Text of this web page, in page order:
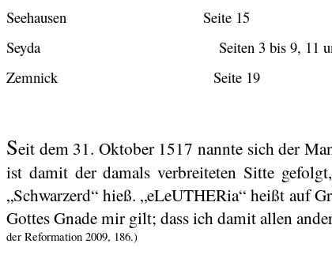
Seehausen
Seite 15
Seyda
Seiten 3 bis 9, 11
Zemnick
Seite 19
Seit dem 31. Oktober 1517 nannte sich der
ist damit der damals verbreiteten Sitte
„Schwarzerd“ hieß. „eLeUTHERia“ heißt auf
Gottes Gnade mir gilt; dass ich damit allen
der Reformation 2009, 186.)